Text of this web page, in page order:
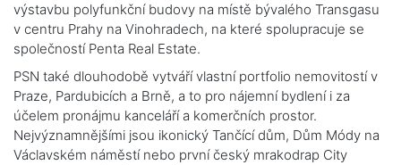
výstavbu polyfunkční budovy na místě bývalého Transgasu
v centru Prahy na Vinohradech, na které spolupracuje se
společností Penta Real Estate.
PSN také dlouhodobě vytváří vlastní portfolio nemovitostí v
Praze, Pardubicích a Brně, a to pro nájemní bydlení i za
účelem pronájmu kanceláří a komerčních prostor.
Nejvýznamnějšími jsou ikonický Tančící dům, Dům Módy na
Václavském náměstí nebo první český mrakodrap City